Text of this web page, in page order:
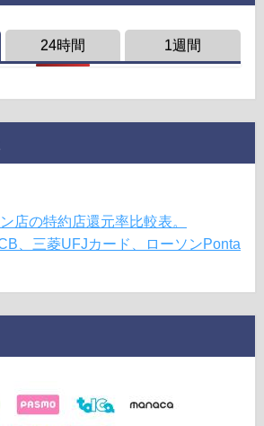
24時間 1週間
店の特約店還元率比較表。
、三菱UFJカード、ローソンPonta